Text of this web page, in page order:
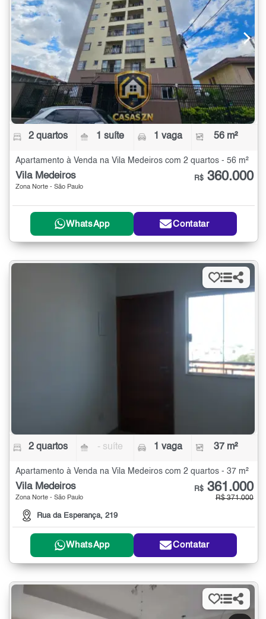
2 quartos 1 suíte 1 vaga 56 m²
Apartamento à Venda na Vila Medeiros com 2 quartos - 56 m²
Vila Medeiros
Zona Norte - São Paulo
R$ 360.000
WhatsApp Contatar
2 quartos - suíte 1 vaga 37 m²
Apartamento à Venda na Vila Medeiros com 2 quartos - 37 m²
Vila Medeiros
Zona Norte - São Paulo
Rua da Esperança, 219
R$ 361.000
R$ 371.000
WhatsApp Contatar